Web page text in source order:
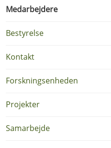
Medarbejdere
Bestyrelse
Kontakt
Forskningsenheden
Projekter
Samarbejde